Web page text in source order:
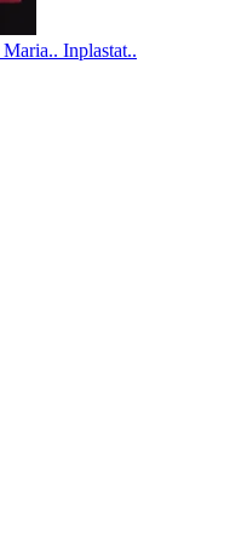
Inplastat..